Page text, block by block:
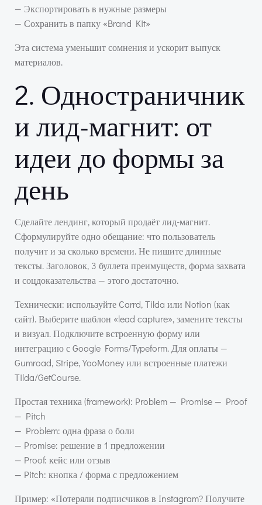
— Экспортировать в нужные размеры
— Сохранить в папку «Brand Kit»
Эта система уменьшит сомнения и ускорит выпуск
материалов.
2. Одностраничник
и лид-магнит: от
идеи до формы за
день
Сделайте лендинг, который продаёт лид-магнит.
Сформулируйте одно обещание: что пользователь
получит и за сколько времени. Не пишите длинные
тексты. Заголовок, 3 буллета преимуществ, форма захвата
и соцдоказательства — этого достаточно.
Технически: используйте Carrd, Tilda или Notion (как
сайт). Выберите шаблон «lead capture», замените тексты
и визуал. Подключите встроенную форму или
интеграцию с Google Forms/Typeform. Для оплаты —
Gumroad, Stripe, YooMoney или встроенные платежи
Tilda/GetCourse.
Простая техника (framework): Problem — Promise — Proof
— Pitch
— Problem: одна фраза о боли
— Promise: решение в 1 предложении
— Proof: кейс или отзыв
— Pitch: кнопка / форма с предложением
Пример: «Потеряли подписчиков в Instagram? Получите